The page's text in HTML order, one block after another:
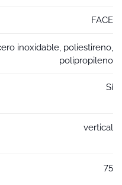
FACE
inoxidable, poliestireno,
polipropileno
Sí
vertical
75